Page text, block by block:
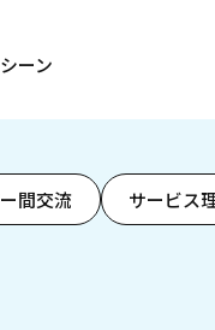
ーン
間交流 サービス